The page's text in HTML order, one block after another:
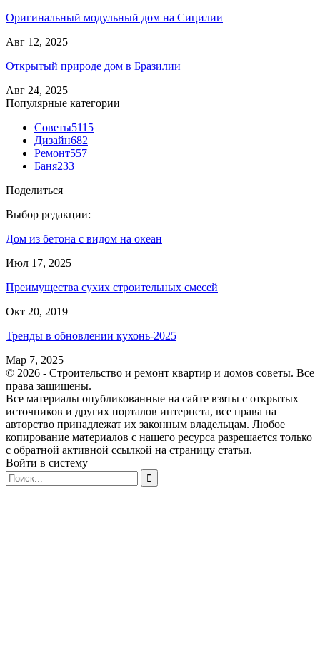
Оригинальный модульный дом на Сицилии
Авг 12, 2025
Открытый природе дом в Бразилии
Авг 24, 2025
Популярные категории
Советы5115
Дизайн682
Ремонт557
Баня233
Поделиться
Выбор редакции:
Дом из бетона с видом на океан
Июл 17, 2025
Преимущества сухих строительных смесей
Окт 20, 2019
Тренды в обновлении кухонь-2025
Мар 7, 2025
© 2026 - Строительство и ремонт квартир и домов советы. Все
права защищены.
Все материалы опубликованные на сайте взяты с открытых
источников и других порталов интернета, все права на
авторство принадлежат их законным владельцам. Любое
копирование материалов с нашего ресурса разрешается только
с обратной активной ссылкой на страницу статьи.
Войти в систему